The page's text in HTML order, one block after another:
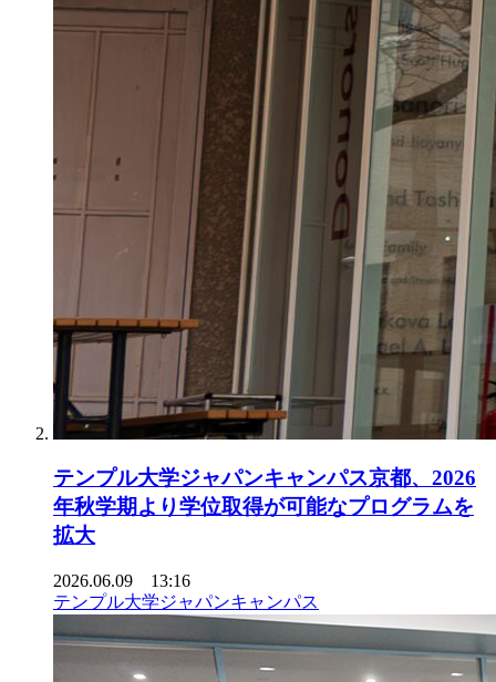
テンプル大学ジャパンキャンパス京都、2026
年秋学期より学位取得が可能なプログラムを
拡大
2026.06.09 13:16
テンプル大学ジャパンキャンパス